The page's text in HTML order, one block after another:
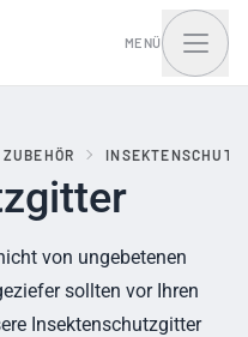
MENÜ
und Portale
von ungebetenen
sollten vor Ihren
Insektenschutzgitter